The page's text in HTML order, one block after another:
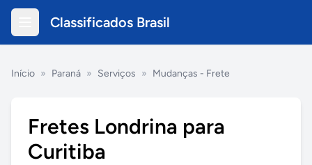
Classificados Brasil
Início » Paraná » Serviços » Mudanças - Frete
Fretes Londrina para
Curitiba